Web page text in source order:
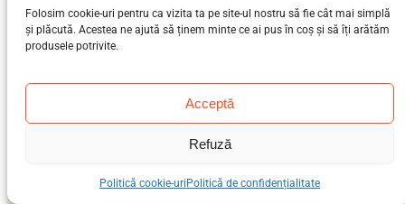
Folosim cookie-uri pentru ca vizita ta pe site-ul nostru să fie cât mai simplă
și plăcută. Acestea ne ajută să ținem minte ce ai pus în coș și să îți arătăm
produsele potrivite.
Acceptă
Refuză
Politică cookie-uri Politică de confidențialitate
nou-născut (0-12 luni),
bebeluș (9 luni-4 ani)
0–18 kg
i-Size
nou-născut (0-12 luni),
bebeluș (9 luni-4 ani),
isofix-support-leg